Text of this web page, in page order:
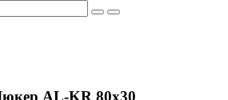
AL-KR 80x30